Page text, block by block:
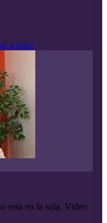
a paso
esta en la sala. Video